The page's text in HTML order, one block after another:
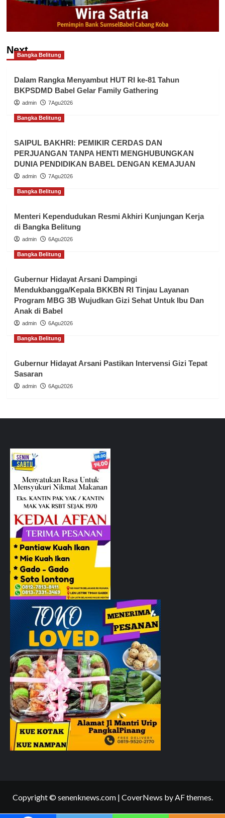
NextBangka Belitung
Dalam Rangka Menyambut HUT RI ke-81 Tahun
BKPSDMD Babel Gelar Family Gathering
admin 7Agu2026
Bangka Belitung
SAIPUL BAKHRI: PEMIKIR CERDAS DAN
PERJUANGAN TANPA HENTI MENGHUBUNGKAN
DUNIA PENDIDIKAN BABEL DENGAN KEMAJUAN
admin 7Agu2026
Bangka Belitung
Menteri Kependudukan Resmi Akhiri Kunjungan Kerja
di Bangka Belitung
admin 6Agu2026
Bangka Belitung
Gubernur Hidayat Arsani Dampingi
Mendukbangga/Kepala BKKBN RI Tinjau Layanan
Program MBG 3B Wujudkan Gizi Sehat Untuk Ibu Dan
Anak di Babel
admin 6Agu2026
Bangka Belitung
Gubernur Hidayat Arsani Pastikan Intervensi Gizi Tepat
Sasaran
admin 6Agu2026
Copyright © senenknews.com | CoverNews by AF themes.